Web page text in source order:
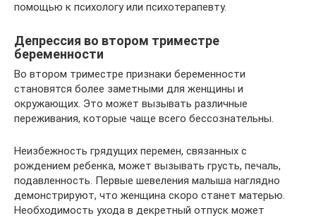
помощью к психологу или психотерапевту.
Депрессия во втором триместре
беременности
Во втором триместре признаки беременности
становятся более заметными для женщины и
окружающих. Это может вызывать различные
переживания, которые чаще всего бессознательны.
Неизбежность грядущих перемен, связанных с
рождением ребенка, может вызывать грусть, печаль,
подавленность. Первые шевеления малыша наглядно
демонстрируют, что женщина скоро станет матерью.
Необходимость ухода в декретный отпуск может